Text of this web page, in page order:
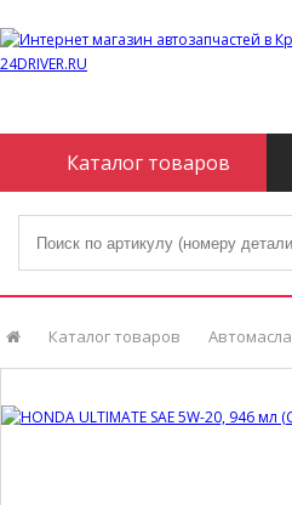
Каталог товаров
Каталог товаров Автомасла